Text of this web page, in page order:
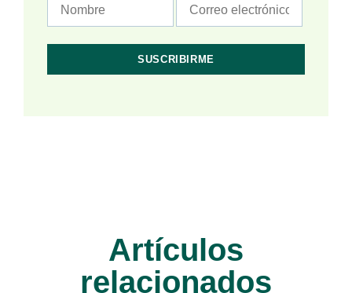
Artículos
relacionados